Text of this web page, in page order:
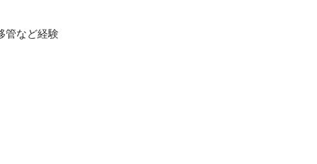
管など経験